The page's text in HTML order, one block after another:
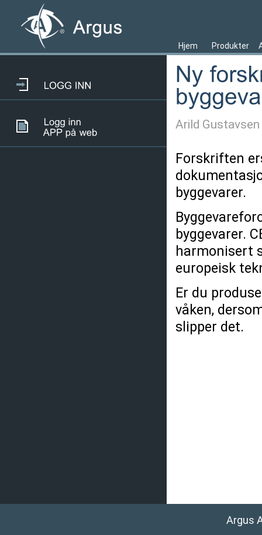
Hjem Produkter
Arild
Forskriften
byggevarer.
byggevarer.
harmonisert
europeisk
Er du
våken,
slipper det.
Argus